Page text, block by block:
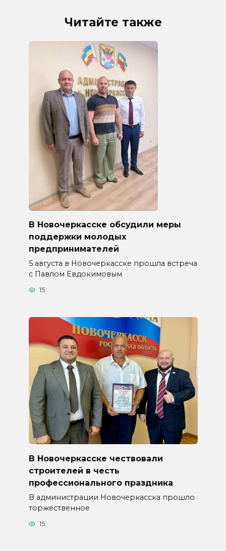
Читайте также
В Новочеркасске обсудили меры
поддержки молодых
предпринимателей
5 августа в Новочеркасске прошла встреча
с Павлом Евдокимовым
15
В Новочеркасске чествовали
строителей в честь
профессионального праздника
В администрации Новочеркасска прошло
торжественное
15